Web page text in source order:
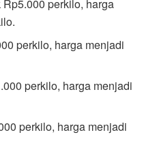
perkilo, harga
perkilo, harga menjadi
perkilo, harga menjadi
perkilo, harga menjadi